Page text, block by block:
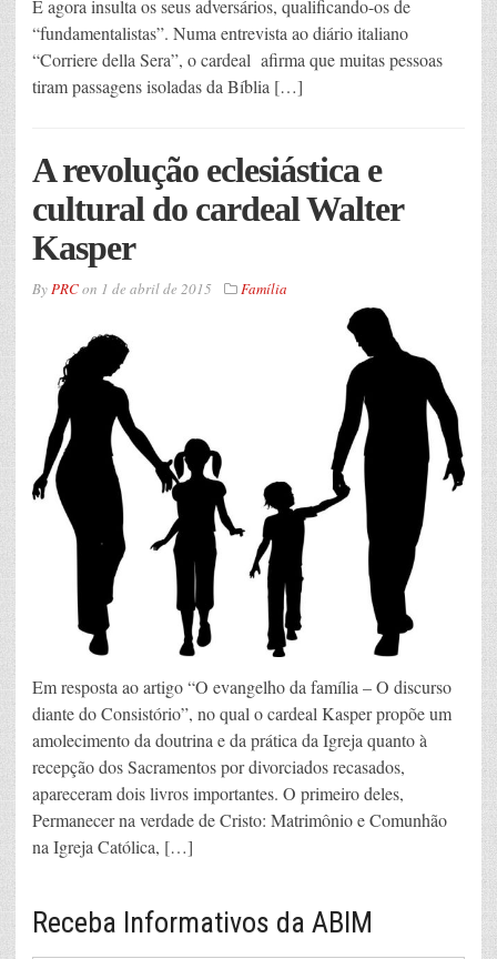
E agora insulta os seus adversários, qualificando-os de
“fundamentalistas”. Numa entrevista ao diário italiano
“Corriere della Sera”, o cardeal afirma que muitas pessoas
tiram passagens isoladas da Bíblia […]
A revolução eclesiástica e
cultural do cardeal Walter
Kasper
ByPRCon 1 de abril de 2015 Família
Em resposta ao artigo “O evangelho da família – O discurso
diante do Consistório”, no qual o cardeal Kasper propõe um
amolecimento da doutrina e da prática da Igreja quanto à
recepção dos Sacramentos por divorciados recasados,
apareceram dois livros importantes. O primeiro deles,
Permanecer na verdade de Cristo: Matrimônio e Comunhão
na Igreja Católica, […]
Receba Informativos da ABIM